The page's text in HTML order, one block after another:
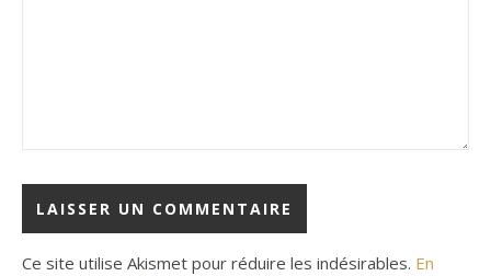
Ce site utilise Akismet pour réduire les indésirables. En